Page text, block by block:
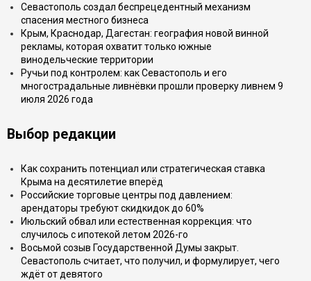
Севастополь создал беспрецедентный механизм
спасения местного бизнеса
Крым, Краснодар, Дагестан: география новой винной
рекламы, которая охватит только южные
винодельческие территории
Ручьи под контролем: как Севастополь и его
многострадальные ливнёвки прошли проверку ливнем 9
июля 2026 года
Выбор редакции
Как сохранить потенциал или стратегическая ставка
Крыма на десятилетие вперёд
Российские торговые центры под давлением:
арендаторы требуют скидкидок до 60%
Июльский обвал или естественная коррекция: что
случилось с ипотекой летом 2026-го
Восьмой созыв Государственной Думы закрыт.
Севастополь считает, что получил, и формулирует, чего
ждёт от девятого